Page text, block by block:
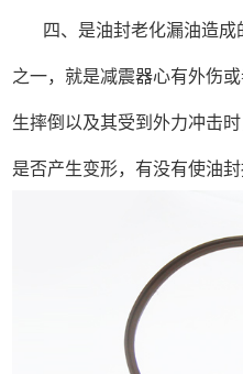
四、是油封老化漏油造成
之一，就是减震器心有外伤
生摔倒以及其受到外力冲击
是否产生变形，有没有使油封